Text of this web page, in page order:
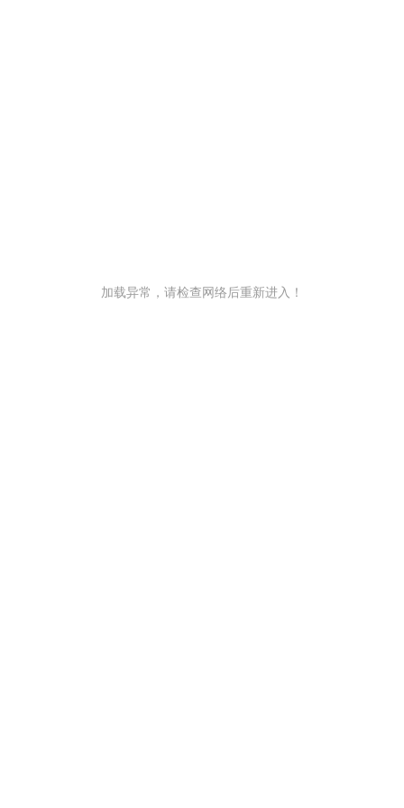
加载异常，请检查网络后重新进入！